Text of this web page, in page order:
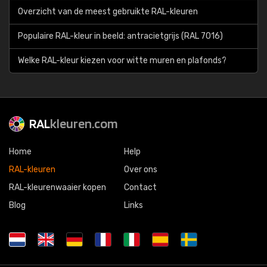
Overzicht van de meest gebruikte RAL-kleuren
Populaire RAL-kleur in beeld: antracietgrijs (RAL 7016)
Welke RAL-kleur kiezen voor witte muren en plafonds?
RALkleuren.com
Home
RAL-kleuren
RAL-kleurenwaaier kopen
Blog
Help
Over ons
Contact
Links